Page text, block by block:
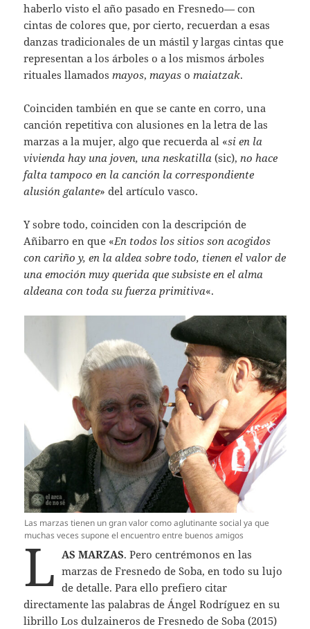
haberlo visto el año pasado en Fresnedo— con
cintas de colores que, por cierto, recuerdan a esas
danzas tradicionales de un mástil y largas cintas que
representan a los árboles o a los mismos árboles
rituales llamados mayos, mayaso maiatzak.
Coinciden también en que se cante en corro, una
canción repetitiva con alusiones en la letra de las
marzas a la mujer, algo que recuerda al «si en la
vivienda hay una joven, una neskatilla (sic), no hace
falta tampoco en la canción la correspondiente
alusión galante» del artículo vasco.
Y sobre todo, coinciden con la descripción de
Añibarro en que «En todos los sitios son acogidos
con cariño y, en la aldea sobre todo, tienen el valor de
una emoción muy querida que subsiste en el alma
aldeana con toda su fuerza primitiva«.
Las marzas tienen un gran valor como aglutinante social ya que
muchas veces supone el encuentro entre buenos amigos
L AS MARZAS. Pero centrémonos en las
marzas de Fresnedo de Soba, en todo su lujo
de detalle. Para ello prefiero citar
directamente las palabras de Ángel Rodríguez en su
librillo Los dulzaineros de Fresnedo de Soba (2015)